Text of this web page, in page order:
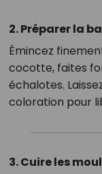
2. Préparer la
Émincez
cocotte, faites
échalotes.
coloration pour
3. Cuire les